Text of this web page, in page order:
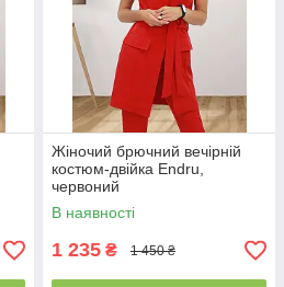
Жіночий брючний вечірній
костюм-двійка Endru,
червоний
В наявності
1 235 ₴ 1 450 ₴